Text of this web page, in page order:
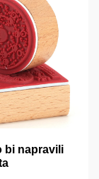
bi napravili